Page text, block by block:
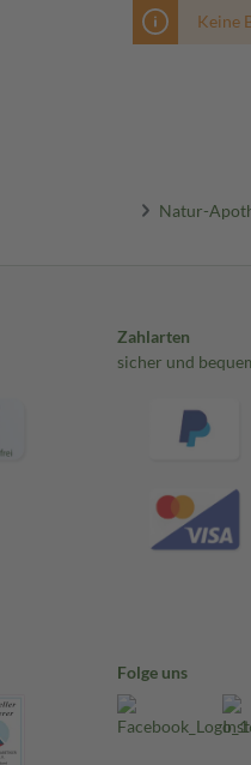
Keine
Natur-
Zahlarten
sicher und
Folge uns